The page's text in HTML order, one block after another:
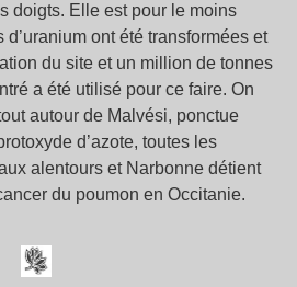
doigts. Elle est pour le moins
ont été transformées et
du site et un million de tonnes
a été utilisé pour ce faire. On
autour de Malvési, ponctue
d’azote, toutes les
alentours et Narbonne détient
du poumon en Occitanie.